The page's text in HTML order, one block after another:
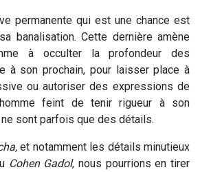
permanente qui est une chance est
banalisation. Cette dernière amène
à occulter la profondeur des
à son prochain, pour laisser place à
ou autoriser des expressions de
feint de tenir rigueur à son
sont parfois que des détails.
et notamment les détails minutieux
Cohen Gadol, nous pourrions en tirer